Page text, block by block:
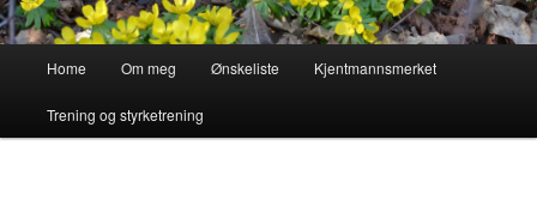
Home Om meg Ønskeliste Kjentmannsmerket
Trening og styrketrening